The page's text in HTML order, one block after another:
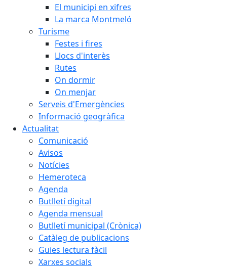
El municipi en xifres
La marca Montmeló
Turisme
Festes i fires
Llocs d'interès
Rutes
On dormir
On menjar
Serveis d'Emergències
Informació geogràfica
Actualitat
Comunicació
Avisos
Notícies
Hemeroteca
Agenda
Butlletí digital
Agenda mensual
Butlletí municipal (Crònica)
Catàleg de publicacions
Guies lectura fàcil
Xarxes socials